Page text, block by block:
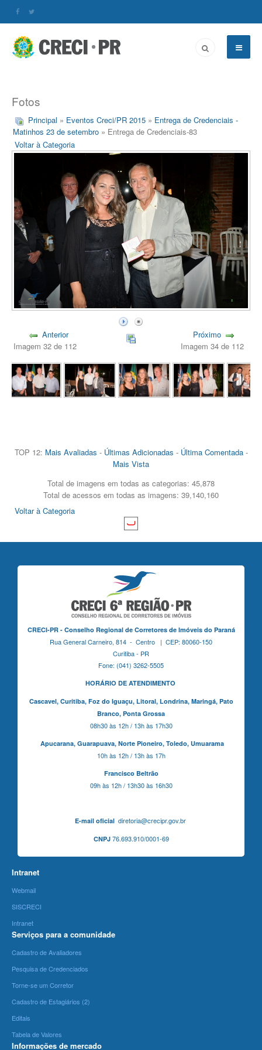
Fotos
Principal » Eventos Creci/PR 2015 » Entrega de Credenciais -
Matinhos 23 de setembro » Entrega de Credenciais-83
Voltar à Categoria
Anterior
Imagem 32 de 112
Próximo
Imagem 34 de 112
TOP 12: Mais Avaliadas - Últimas Adicionadas - Última Comentada-
Mais Vista
Total de imagens em todas as categorias: 45,878
Total de acessos em todas as imagens: 39,140,160
Voltar à Categoria
CRECI-PR - Conselho Regional de Corretores de Imóveis do Paraná
Rua General Carneiro, 814 - Centro | CEP: 80060-150
Curitiba - PR
Fone: (041) 3262-5505
HORÁRIO DE ATENDIMENTO
Cascavel, Curitiba,Foz do Iguaçu, Litoral, Londrina, Maringá, Pato
Branco, Ponta Grossa
08h30 às 12h / 13h às 17h30
Apucarana, Guarapuava, Norte Pioneiro, Toledo, Umuarama
10h às 12h / 13h às 17h
Francisco Beltrão
09h às 12h / 13h30 às 16h30
E-mail oficialdiretoria@crecipr.gov.br
CNPJ76.693.910/0001-69
Intranet
Webmail
SISCRECI
Intranet
Serviços para a comunidade
Cadastro de Avaliadores
Pesquisa de Credenciados
Torne-se um Corretor
Cadastro de Estagiários (2)
Editais
Tabela de Valores
Informações de mercado